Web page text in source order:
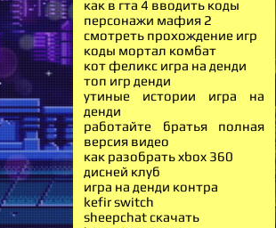
как в гта 4 вводить коды
персонажи мафия 2
смотреть прохождение игр
коды мортал комбат
кот феликс игра на денди
топ игр денди
утиные истории игра на
денди
работайте братья полная
версия видео
как разобрать xbox 360
дисней клуб
игра на денди контра
kefir switch
sheepchat скачать